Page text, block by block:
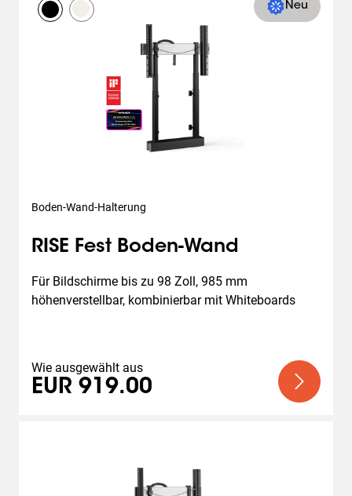
Neu
Boden-Wand-Halterung
RISE Fest Boden-Wand
Für Bildschirme bis zu 98 Zoll, 985 mm
höhenverstellbar, kombinierbar mit Whiteboards
Wie ausgewählt aus
EUR 919.00